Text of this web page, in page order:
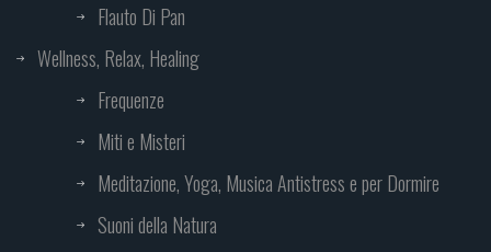
Flauto Di Pan
Wellness, Relax, Healing
Frequenze
Miti e Misteri
Meditazione, Yoga, Musica Antistress e per Dormire
Suoni della Natura